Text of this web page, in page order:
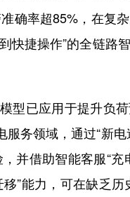
确率超85%，在复
快捷操作”的全链路
已应用于提升负荷
务领域，通过“新电
并借助智能客服“充
”能力，可在缺乏历